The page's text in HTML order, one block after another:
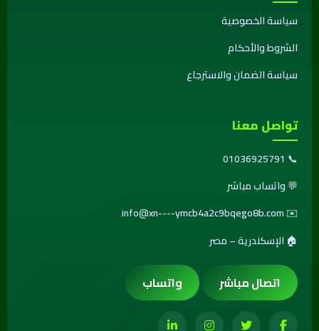
سياسة الخصوصية
الشروط والأحكام
سياسة الضمان والاسترجاع
تواصل معنا
📞
01036925791
💬واتساب مباشر
✉️
info@xn----ymcb4a2c9bqego8b.com
🏠 الإسكندرية – مصر
اتصال مباشر واتساب